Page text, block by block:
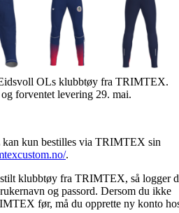
OLs klubbtøy fra TRIMTEX.
og forventet levering 29. mai.
kun bestilles via TRIMTEX sin
.
klubbtøy fra TRIMTEX, så logger
og passord. Dersom du ikke
før, må du opprette ny konto